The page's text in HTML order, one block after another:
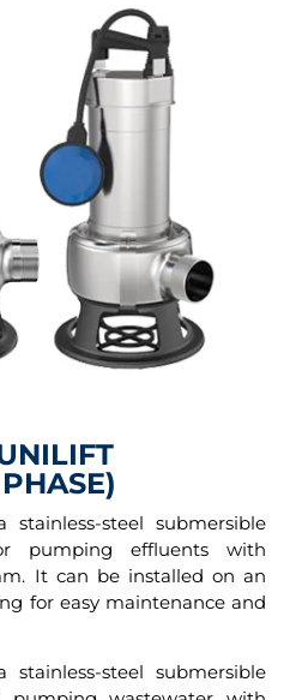
stainless-steel submersible
pumping effluents with
It can be installed on an
for easy maintenance and
stainless-steel submersible